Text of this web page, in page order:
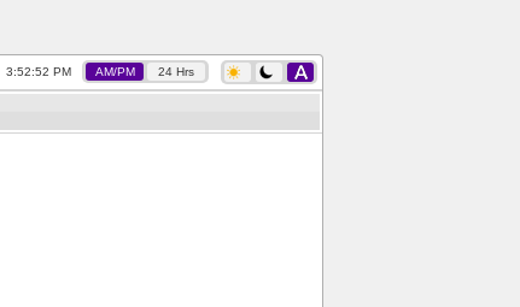
3:52:52 PM AM/PM 24 Hrs